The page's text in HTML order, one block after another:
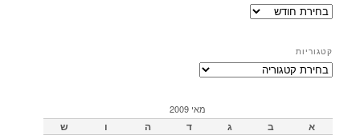
ארכיון
קטגוריות
קטגוריות
מאי 2009
א ב ג ד ה ו ש